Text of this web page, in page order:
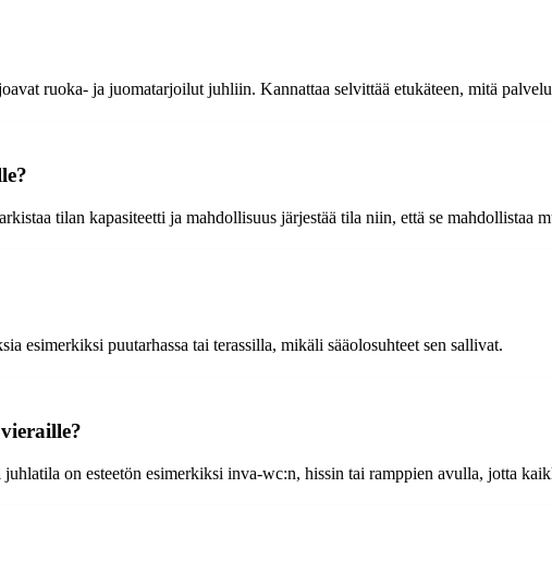
ruoka- ja juomatarjoilut juhliin. Kannattaa selvittää etukäteen, mitä
tilan kapasiteetti ja mahdollisuus järjestää tila niin, että se mahdollistaa
esimerkiksi puutarhassa tai terassilla, mikäli sääolosuhteet sen sallivat.
on esteetön esimerkiksi inva-wc:n, hissin tai ramppien avulla, jotta